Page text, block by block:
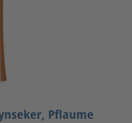
Pflaume